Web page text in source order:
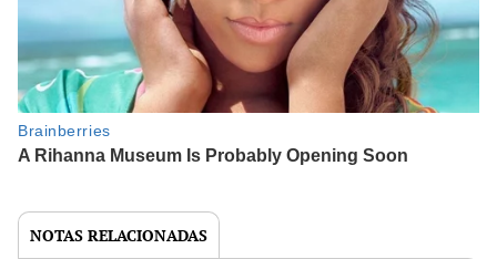
NOTAS RELACIONADAS